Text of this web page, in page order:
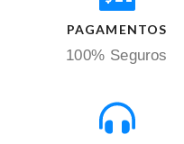
PAGAMENTOS
100% Seguros